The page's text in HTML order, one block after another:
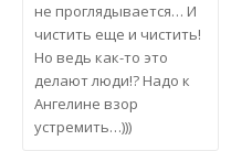
не проглядывается… И
чистить еще и чистить!
Но ведь как-то это
делают люди!? Надо к
Ангелине взор
устремить…)))